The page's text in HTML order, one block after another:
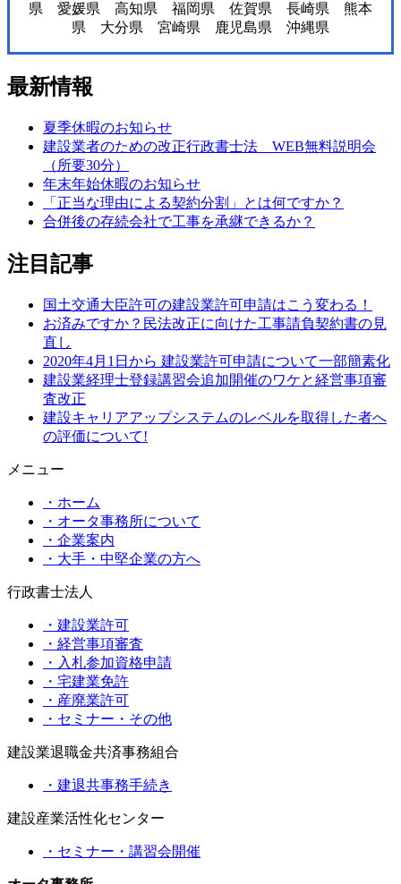
県 愛媛県 高知県 福岡県 佐賀県 長崎県 熊本
県 大分県 宮崎県 鹿児島県 沖縄県
最新情報
夏季休暇のお知らせ
建設業者のための改正行政書士法 WEB無料説明会
（所要30分）
年末年始休暇のお知らせ
「正当な理由による契約分割」とは何ですか？
合併後の存続会社で工事を承継できるか？
注目記事
国土交通大臣許可の建設業許可申請はこう変わる！
お済みですか？民法改正に向けた工事請負契約書の見
直し
2020年4月1日から 建設業許可申請について一部簡素化
建設業経理士登録講習会追加開催のワケと経営事項審
査改正
建設キャリアアップシステムのレベルを取得した者へ
の評価について!
メニュー
・ホーム
・オータ事務所について
・企業案内
・大手・中堅企業の方へ
行政書士法人
・建設業許可
・経営事項審査
・入札参加資格申請
・宅建業免許
・産廃業許可
・セミナー・その他
建設業退職金共済事務組合
・建退共事務手続き
建設産業活性化センター
・セミナー・講習会開催